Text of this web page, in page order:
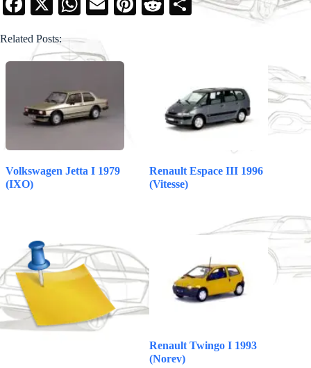
bo
ts
pp
Related Posts:
Volkswagen Jetta I 1979
(IXO)
Renault Espace III 1996
(Vitesse)
Renault Twingo I 1993
(Norev)